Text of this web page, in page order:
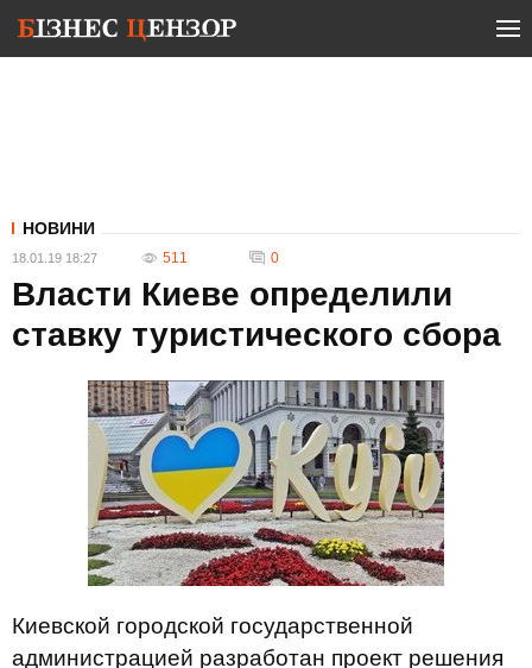
НОВИНИ
18.01.19 18:27 511 0
Власти Киеве определили
ставку туристического сбора
Киевской городской государственной
администрацией разработан проект решения